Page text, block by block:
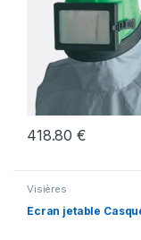
418.80€
Visières
Écran jetable